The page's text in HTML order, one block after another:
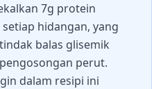
7g protein
hidangan, yang
balas glisemik
perut.
dalam resipi ini